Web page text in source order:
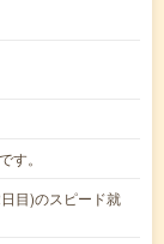
す。
目)のスピード就